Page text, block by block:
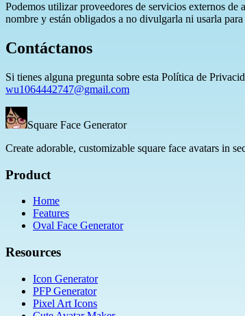
Podemos utilizar proveedores de servicios externos de
nombre y están obligados a no divulgarla ni usarla
Contáctanos
Si tienes alguna pregunta sobre esta Política de
wu1064442747@gmail.com
Square Face Generator
Create adorable, customizable square face avatars in
Product
Home
Features
Oval Face Generator
Resources
Icon Generator
PFP Generator
Pixel Art Icons